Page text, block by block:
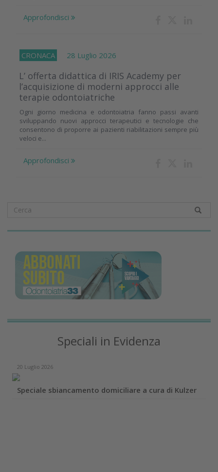
Approfondisci
CRONACA 28 Luglio 2026
L’ offerta didattica di IRIS Academy per
l’acquisizione di moderni approcci alle
terapie odontoiatriche
Ogni giorno medicina e odontoiatria fanno passi avanti
sviluppando nuovi approcci terapeutici e tecnologie che
consentono di proporre ai pazienti riabilitazioni sempre più
veloci e...
Approfondisci
Speciali in Evidenza
20 Luglio 2026
Speciale sbiancamento domiciliare a cura di Kulzer